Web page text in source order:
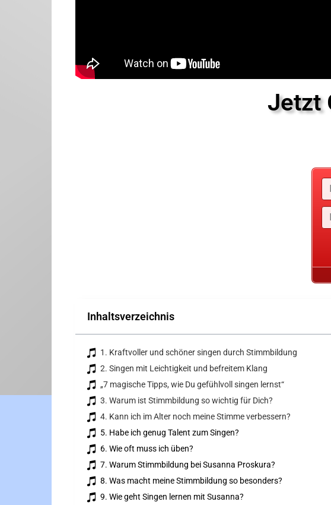
Jetzt
Inhaltsverzeichnis
1. Kraftvoller und schöner singen durch Stimmbildung
2. Singen mit Leichtigkeit und befreitem Klang
„7 magische Tipps, wie Du gefühlvoll singen lernst“
3. Warum ist Stimmbildung so wichtig für Dich?
4. Kann ich im Alter noch meine Stimme verbessern?
5. Habe ich genug Talent zum Singen?
6. Wie oft muss ich üben?
7. Warum Stimmbildung bei Susanna Proskura?
8. Was macht meine Stimmbildung so besonders?
9. Wie geht Singen lernen mit Susanna?